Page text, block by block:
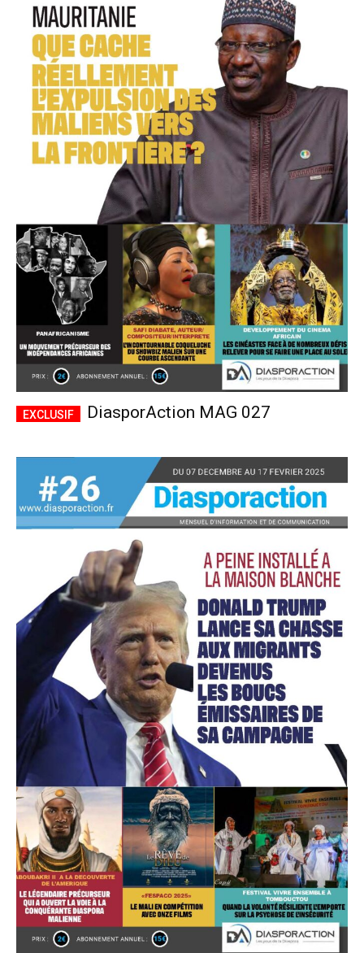
Plans d'abonnement
Accès gratuit
Gratuit /accès limité
Quelques articles
Annonces
Tous les articles
Le magazine
CHOISIR LE FORFAIT
DiasporAction MAG 027